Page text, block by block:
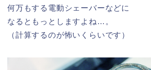
何万もする電動シェーバーなどに
なるともっとしますよね…。
（計算するのが怖いくらいです）